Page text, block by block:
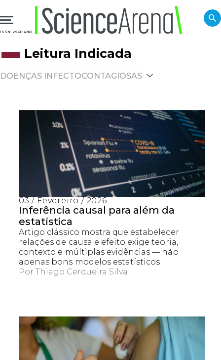
ISSN: 2966-4861
Leitura Indicada
DOENÇAS INFECTOCONTAGIOSAS
03 / Fevereiro / 2026
Inferência causal para além da
estatística
Artigo clássico mostra que estabelecer
relações de causa e efeito exige teoria,
contexto e múltiplas evidências — não
apenas bons modelos estatísticos
PorThiago Cerqueira Silva